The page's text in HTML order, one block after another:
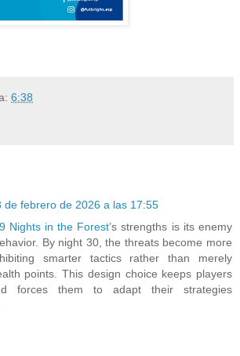
6:38
de febrero de 2026 a las 17:55
Nights in the Forest’s strengths is its enemy
By night 30, the threats become more
smarter tactics rather than merely
points. This design choice keeps players
forces them to adapt their strategies